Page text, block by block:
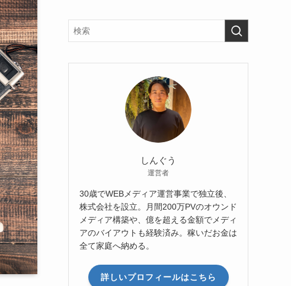
しんぐう
運営者
30歳でWEBメディア運営事業で独立後、
株式会社を設立。月間200万PVのオウンド
メディア構築や、億を超える金額でメディ
アのバイアウトも経験済み。稼いだお金は
全て家庭へ納める。
詳しいプロフィールはこちら